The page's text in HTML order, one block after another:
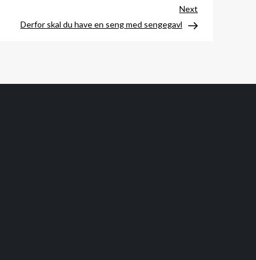
Post
Next
Derfor skal du have en seng med sengegavl